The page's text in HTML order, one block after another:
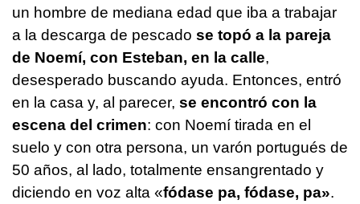
un hombre de mediana edad que iba a trabajar
a la descarga de pescado se topó a la pareja
de Noemí, con Esteban, en la calle,
desesperado buscando ayuda. Entonces, entró
en la casa y, al parecer, se encontró con la
escena del crimen: con Noemí tirada en el
suelo y con otra persona, un varón portugués de
50 años, al lado, totalmente ensangrentado y
diciendo en voz alta «fódase pa, fódase, pa».